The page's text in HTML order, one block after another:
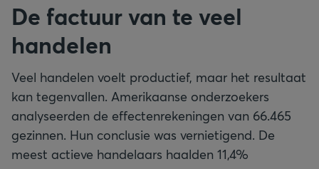
De factuur van te veel
handelen
Veel handelen voelt productief, maar het resultaat
kan tegenvallen. Amerikaanse onderzoekers
analyseerden de effectenrekeningen van 66.465
gezinnen. Hun conclusie was vernietigend. De
meest actieve handelaars haalden 11,4%